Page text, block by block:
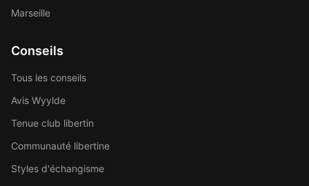
Marseille
Conseils
Tous les conseils
Avis Wyylde
Tenue club libertin
Communauté libertine
Styles d'échangisme